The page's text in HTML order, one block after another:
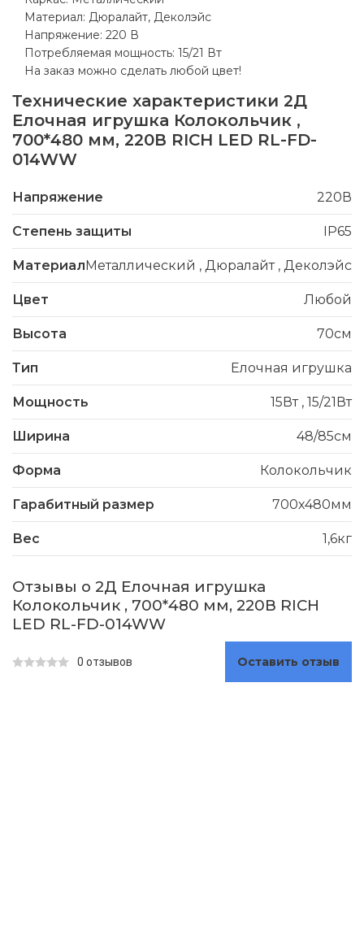
Материал: Дюралайт, Деколэйс
Напряжение: 220 В
Потребляемая мощность: 15/21 Вт
На заказ можно сделать любой цвет!
Технические характеристики 2Д
Елочная игрушка Колокольчик ,
700*480 мм, 220В RICH LED RL-FD-
014WW
Напряжение 220В
Степень защиты IP65
Материал Металлический , Дюралайт, Деколэйс
Цвет Любой
Высота 70см
Тип Елочная игрушка
Мощность 15Вт, 15/21Вт
Ширина 48/85см
Форма Колокольчик
Гарабитный размер 700х480мм
Вес 1,6кг
Отзывы о 2Д Елочная игрушка
Колокольчик , 700*480 мм, 220В RICH
LED RL-FD-014WW
0 отзывов Оставить отзыв